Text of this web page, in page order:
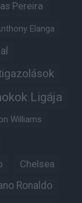
Pereira
Elanga
Ligája
Williams
Chelsea
Ronaldo